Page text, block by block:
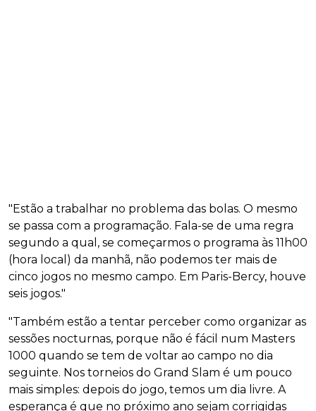
"Estão a trabalhar no problema das bolas. O mesmo
se passa com a programação. Fala-se de uma regra
segundo a qual, se começarmos o programa às 11h00
(hora local) da manhã, não podemos ter mais de
cinco jogos no mesmo campo. Em Paris-Bercy, houve
seis jogos."
"Também estão a tentar perceber como organizar as
sessões nocturnas, porque não é fácil num Masters
1000 quando se tem de voltar ao campo no dia
seguinte. Nos torneios do Grand Slam é um pouco
mais simples: depois do jogo, temos um dia livre. A
esperança é que no próximo ano sejam corrigidas